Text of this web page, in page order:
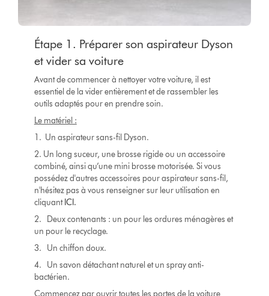
Étape 1. Préparer son aspirateur Dyson
et vider sa voiture
Avant de commencer à nettoyer votre voiture, il est
essentiel de la vider entièrement et de rassembler les
outils adaptés pour en prendre soin.
Le matériel :
1. Un aspirateur sans-fil Dyson.
2. Un long suceur, une brosse rigide ou un accessoire
combiné, ainsi qu’une mini brosse motorisée. Si vous
possédez d'autres accessoires pour aspirateur sans-fil,
n'hésitez pas à vous renseigner sur leur utilisation en
cliquant ICI.
2. Deux contenants : un pour les ordures ménagères et
un pour le recyclage.
3. Un chiffon doux.
4. Un savon détachant naturel et un spray anti-
bactérien.
Commencez par ouvrir toutes les portes de la voiture